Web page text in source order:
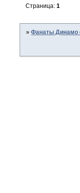
Страница:1
»Фанаты Динамо